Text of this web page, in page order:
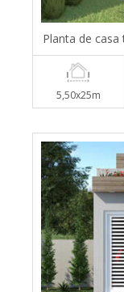
Planta de
5,50x25m